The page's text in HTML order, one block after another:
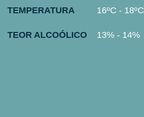
TEMPERATURA 16ºC - 18ºC
TEOR ALCOÓLICO 13% - 14%